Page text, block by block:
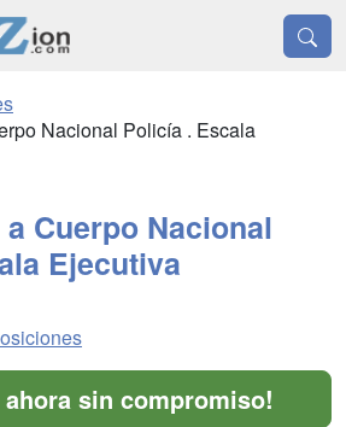
Nacional Policía . Escala
Cuerpo Nacional
Ejecutiva
ahora sin compromiso!